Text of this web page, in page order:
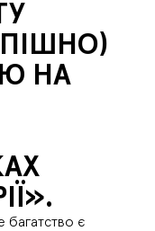
НА
багатство є